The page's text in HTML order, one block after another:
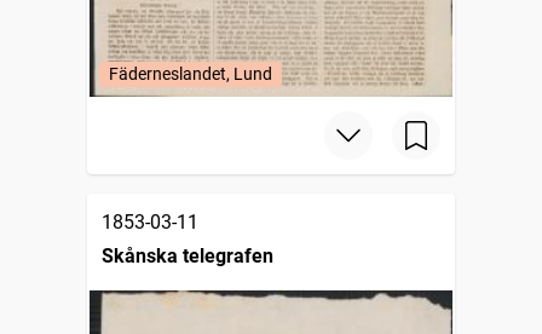
Fäderneslandet, Lund
1853-03-11
Skånska telegrafen